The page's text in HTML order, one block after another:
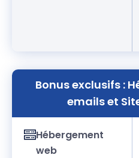
Bonus exclusifs :
emails et
Hébergement
web